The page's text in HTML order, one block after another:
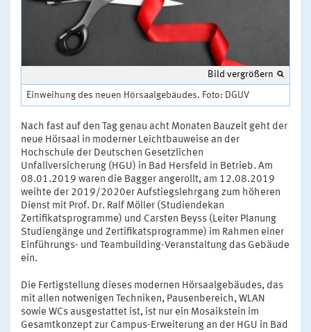
Bild vergrößern
Einweihung des neuen Hörsaalgebäudes. Foto: DGUV
Nach fast auf den Tag genau acht Monaten Bauzeit geht der
neue Hörsaal in moderner Leichtbauweise an der
Hochschule der Deutschen Gesetzlichen
Unfallversicherung (HGU) in Bad Hersfeld in Betrieb. Am
08.01.2019 waren die Bagger angerollt, am 12.08.2019
weihte der 2019/2020er Aufstiegslehrgang zum höheren
Dienst mit Prof. Dr. Ralf Möller (Studiendekan
Zertifikatsprogramme) und Carsten Beyss (Leiter Planung
Studiengänge und Zertifikatsprogramme) im Rahmen einer
Einführungs- und Teambuilding-Veranstaltung das Gebäude
ein.
Die Fertigstellung dieses modernen Hörsaalgebäudes, das
mit allen notwenigen Techniken, Pausenbereich, WLAN
sowie WCs ausgestattet ist, ist nur ein Mosaikstein im
Gesamtkonzept zur Campus-Erweiterung an der HGU in Bad